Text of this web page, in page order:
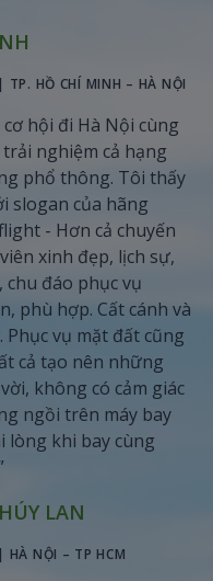
TP. HỒ CHÍ MINH – HÀ NỘI
hội đi Hà Nội cùng
nghiệm cả hạng
phổ thông. Tôi thấy
slogan của hãng
- Hơn cả chuyến
xinh đẹp, lịch sự,
chu đáo phục vụ
phù hợp. Cất cánh và
Phục vụ mặt đất cũng
cả tạo nên những
không có cảm giác
ngồi trên máy bay
lòng khi bay cùng
LAN
HÀ NỘI – TP HCM